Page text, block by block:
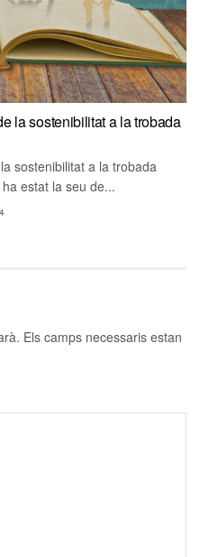
la sostenibilitat a la trobada
sostenibilitat a la trobada
estat la seu de...
Els camps necessaris estan